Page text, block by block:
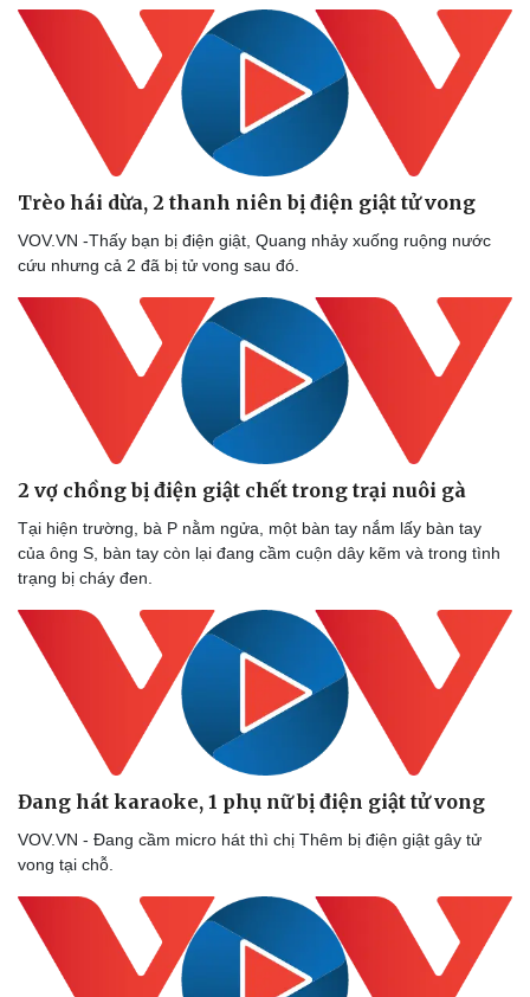
Thể thao
Lịch thi đấu bóng đá
Thế giới thể thao
eSports
Hậu trường
Ô tô - Xe máy
Ô tô
Xe máy
Tư vấn
Trèo hái dừa, 2 thanh niên bị điện giật tử vong
VOV.VN -Thấy bạn bị điện giật, Quang nhảy xuống ruộng nước
cứu nhưng cả 2 đã bị tử vong sau đó.
2 vợ chồng bị điện giật chết trong trại nuôi gà
Tại hiện trường, bà P nằm ngửa, một bàn tay nắm lấy bàn tay
của ông S, bàn tay còn lại đang cầm cuộn dây kẽm và trong tình
trạng bị cháy đen.
Đang hát karaoke, 1 phụ nữ bị điện giật tử vong
VOV.VN - Đang cầm micro hát thì chị Thêm bị điện giật gây tử
vong tại chỗ.